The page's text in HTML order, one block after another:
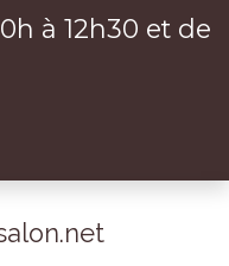
à 12h30 et de